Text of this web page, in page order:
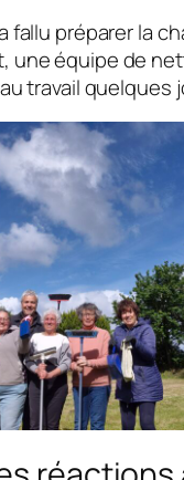
fallu préparer la
une équipe de
travail quelques